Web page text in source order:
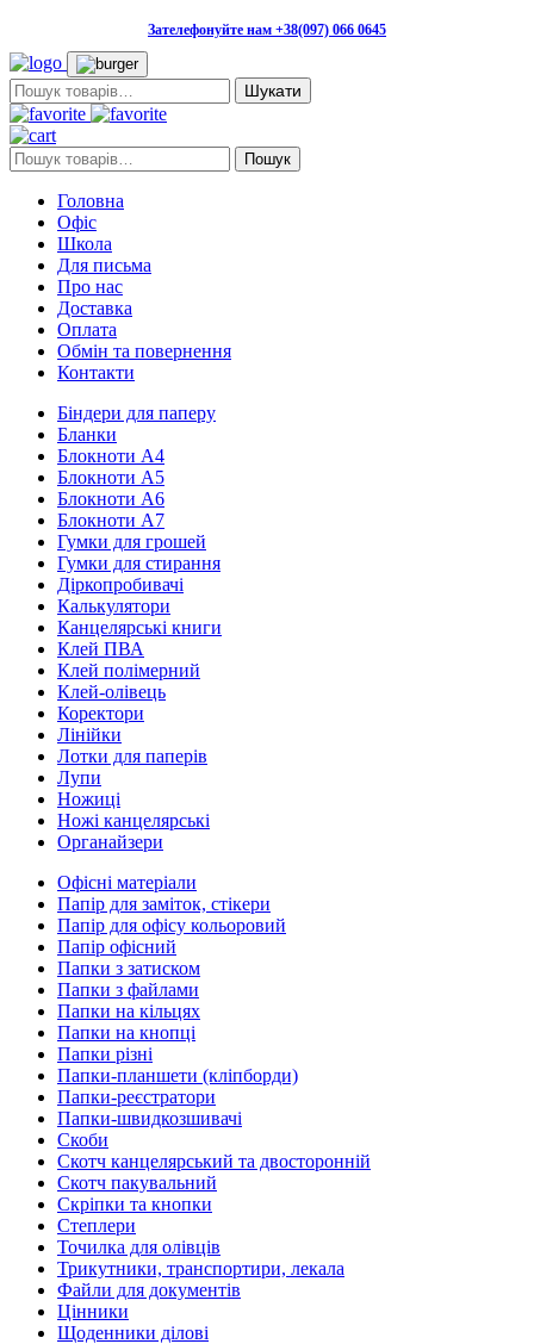
Зателефонуйте нам +38(097) 066 0645
Пошук:
Пошук: Пошук
Головна
Офіс
Школа
Для письма
Про нас
Доставка
Оплата
Обмін та повернення
Контакти
Біндери для паперу
Бланки
Блокноти А4
Блокноти А5
Блокноти А6
Блокноти А7
Гумки для грошей
Гумки для стирання
Діркопробивачі
Калькулятори
Канцелярські книги
Клей ПВА
Клей полімерний
Клей-олівець
Коректори
Лінійки
Лотки для паперів
Лупи
Ножиці
Ножі канцелярські
Органайзери
Офісні матеріали
Папір для заміток, стікери
Папір для офісу кольоровий
Папір офісний
Папки з затиском
Папки з файлами
Папки на кільцях
Папки на кнопці
Папки різні
Папки-планшети (кліпборди)
Папки-реєстратори
Папки-швидкозшивачі
Скоби
Скотч канцелярський та двосторонній
Скотч пакувальний
Скріпки та кнопки
Степлери
Точилка для олівців
Трикутники, транспортири, лекала
Файли для документів
Цінники
Щоденники ділові